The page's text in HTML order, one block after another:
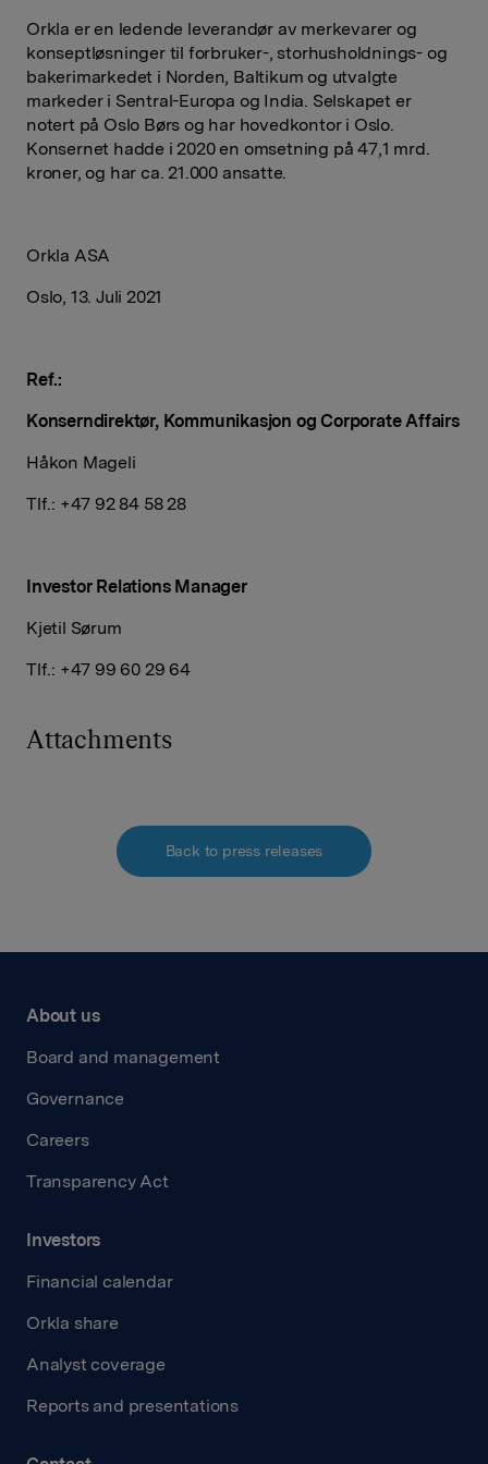
Orkla er en ledende leverandør av merkevarer og
konseptløsninger til forbruker-, storhusholdnings- og
bakerimarkedet i Norden, Baltikum og utvalgte
markeder i Sentral-Europa og India. Selskapet er
notert på Oslo Børs og har hovedkontor i Oslo.
Konsernet hadde i 2020 en omsetning på 47,1 mrd.
kroner, og har ca. 21.000 ansatte.
Orkla ASA
Oslo, 13. Juli 2021
Ref.:
Konserndirektør, Kommunikasjon og Corporate Affairs
Håkon Mageli
Tlf.: +47 92 84 58 28
Investor Relations Manager
Kjetil Sørum
Tlf.: +47 99 60 29 64
Attachments
Back to press releases
About us
Board and management
Governance
Careers
Transparency Act
Investors
Financial calendar
Orkla share
Analyst coverage
Reports and presentations